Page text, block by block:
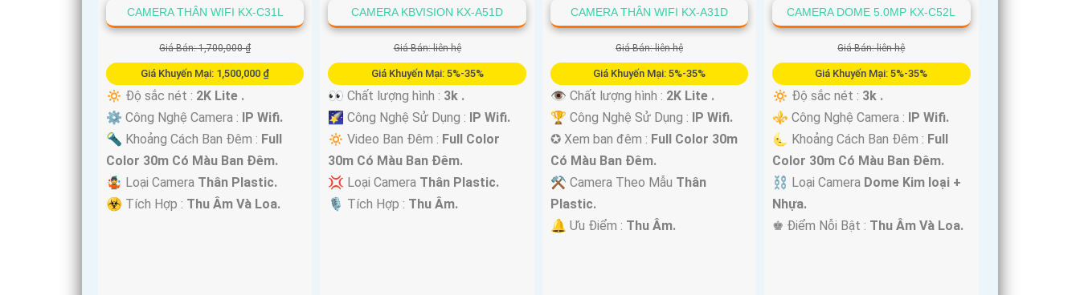
CAMERA THÂN WIFI KX-C31L
Giá Bán: 1,700,000 ₫
Giá Khuyến Mại: 1,500,000 ₫
🔅 Độ sắc nét : 2K Lite .
⚙ Công Nghệ Camera : IP Wifi.
🔦 Khoảng Cách Ban Đêm : Full
Color 30m Có Màu Ban Ðêm.
🤹 Loại Camera Thân Plastic.
️☣️ Tích Hợp : Thu Âm Và Loa.
CAMERA KBVISION KX-A51D
Giá Bán: liên hệ
Giá Khuyến Mại: 5%-35%
️
👀 Chất lượng hình : 3k .
🌠 Công Nghệ Sử Dụng : IP Wifi.
🔅 Video Ban Đêm : Full Color
30m Có Màu Ban Ðêm.
💢 Loại Camera Thân Plastic.
️🎙 Tích Hợp : Thu Âm.
CAMERA THÂN WIFI KX-A31D
Giá Bán: liên hệ
Giá Khuyến Mại: 5%-35%
👁 Chất lượng hình : 2K Lite .
🏆 Công Nghệ Sử Dụng : IP Wifi.
✪ Xem ban đêm : Full Color 30m
Có Màu Ban Ðêm.
⚒ Camera Theo Mẫu Thân
Plastic.
️🔔 Ưu Điểm : Thu Âm.
CAMERA DOME 5.0MP KX-C52L
Giá Bán: liên hệ
Giá Khuyến Mại: 5%-35%
🔅 Độ sắc nét : 3k .
⚜️ Công Nghệ Camera : IP Wifi.
🌜 Khoảng Cách Ban Đêm : Full
Color 30m Có Màu Ban Ðêm.
⛓ Loại Camera Dome Kim loại +
Nhựa.
️♚ Điểm Nỗi Bật : Thu Âm Và Loa.